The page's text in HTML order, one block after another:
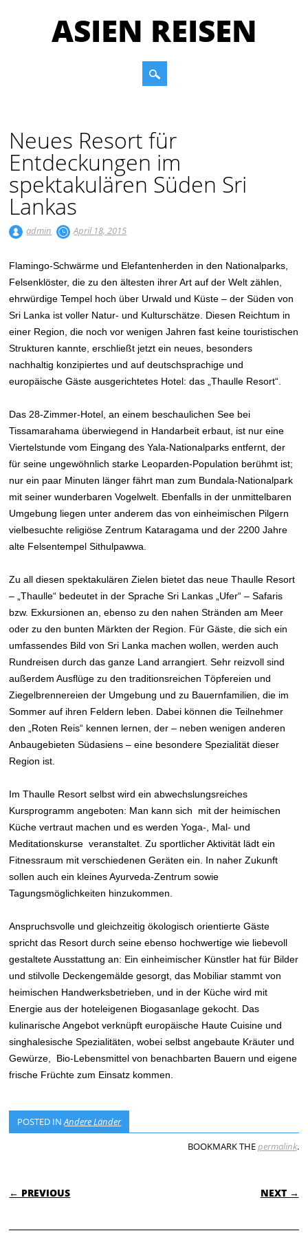
ASIEN REISEN
Neues Resort für
Entdeckungen im
spektakulären Süden Sri
Lankas
admin April 18, 2015
Flamingo-Schwärme und Elefantenherden in den Nationalparks,
Felsenklöster, die zu den ältesten ihrer Art auf der Welt zählen,
ehrwürdige Tempel hoch über Urwald und Küste – der Süden von
Sri Lanka ist voller Natur- und Kulturschätze. Diesen Reichtum in
einer Region, die noch vor wenigen Jahren fast keine touristischen
Strukturen kannte, erschließt jetzt ein neues, besonders
nachhaltig konzipiertes und auf deutschsprachige und
europäische Gäste ausgerichtetes Hotel: das „Thaulle Resort“.
Das 28-Zimmer-Hotel, an einem beschaulichen See bei
Tissamarahama überwiegend in Handarbeit erbaut, ist nur eine
Viertelstunde vom Eingang des Yala-Nationalparks entfernt, der
für seine ungewöhnlich starke Leoparden-Population berühmt ist;
nur ein paar Minuten länger fährt man zum Bundala-Nationalpark
mit seiner wunderbaren Vogelwelt. Ebenfalls in der unmittelbaren
Umgebung liegen unter anderem das von einheimischen Pilgern
vielbesuchte religiöse Zentrum Kataragama und der 2200 Jahre
alte Felsentempel Sithulpawwa.
Zu all diesen spektakulären Zielen bietet das neue Thaulle Resort
– „Thaulle“ bedeutet in der Sprache Sri Lankas „Ufer“ – Safaris
bzw. Exkursionen an, ebenso zu den nahen Stränden am Meer
oder zu den bunten Märkten der Region. Für Gäste, die sich ein
umfassendes Bild von Sri Lanka machen wollen, werden auch
Rundreisen durch das ganze Land arrangiert. Sehr reizvoll sind
außerdem Ausflüge zu den traditionsreichen Töpfereien und
Ziegelbrennereien der Umgebung und zu Bauernfamilien, die im
Sommer auf ihren Feldern leben. Dabei können die Teilnehmer
den „Roten Reis“ kennen lernen, der – neben wenigen anderen
Anbaugebieten Südasiens – eine besondere Spezialität dieser
Region ist.
Im Thaulle Resort selbst wird ein abwechslungsreiches
Kursprogramm angeboten: Man kann sich mit der heimischen
Küche vertraut machen und es werden Yoga-, Mal- und
Meditationskurse veranstaltet. Zu sportlicher Aktivität lädt ein
Fitnessraum mit verschiedenen Geräten ein. In naher Zukunft
sollen auch ein kleines Ayurveda-Zentrum sowie
Tagungsmöglichkeiten hinzukommen.
Anspruchsvolle und gleichzeitig ökologisch orientierte Gäste
spricht das Resort durch seine ebenso hochwertige wie liebevoll
gestaltete Ausstattung an: Ein einheimischer Künstler hat für Bilder
und stilvolle Deckengemälde gesorgt, das Mobiliar stammt von
heimischen Handwerksbetrieben, und in der Küche wird mit
Energie aus der hoteleigenen Biogasanlage gekocht. Das
kulinarische Angebot verknüpft europäische Haute Cuisine und
singhalesische Spezialitäten, wobei selbst angebaute Kräuter und
Gewürze, Bio-Lebensmittel von benachbarten Bauern und eigene
frische Früchte zum Einsatz kommen.
POSTED INAndere Länder
BOOKMARK THEpermalink.
POST NAVIGATION
← PREVIOUS NEXT →